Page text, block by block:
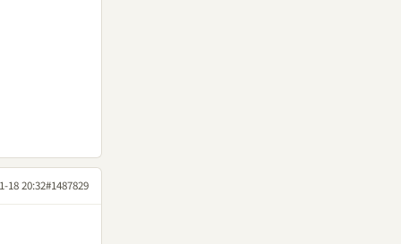
18 20:32#1487829